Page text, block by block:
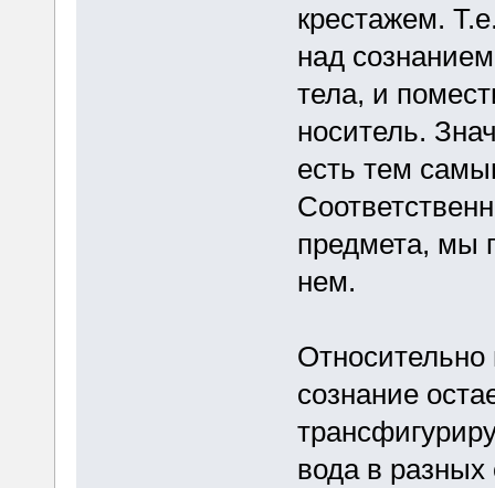
крестажем.
над
тела, и
носитель.
есть тем
предмета, мы
нем.
Относительно
сознание
вода в разных